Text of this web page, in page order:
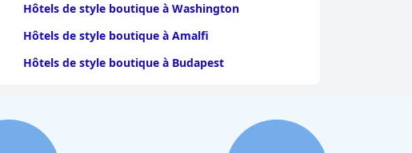
Hôtels de style boutique à Washington
Hôtels de style boutique à Amalfi
Hôtels de style boutique à Budapest
Hôtels de style boutique à Buffalo